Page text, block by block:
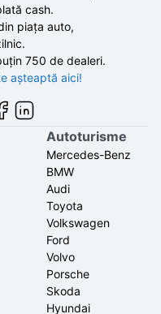
cash.
piața auto,
750 de dealeri.
așteaptă aici!
Autoturisme
Mercedes-Benz
BMW
Audi
Toyota
Volkswagen
Ford
Volvo
Porsche
Skoda
Hyundai